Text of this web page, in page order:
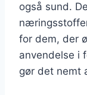
også sund.
for dem, der
anvendelse i
gør det nemt